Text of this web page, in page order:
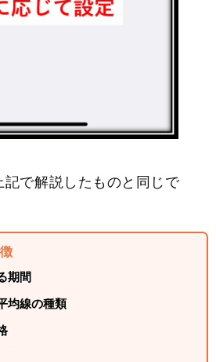
で解説したものと同じで
期間
均線の種類